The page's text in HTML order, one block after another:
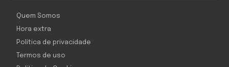
Quem Somos
Hora extra
Política de privacidade
Termos de uso